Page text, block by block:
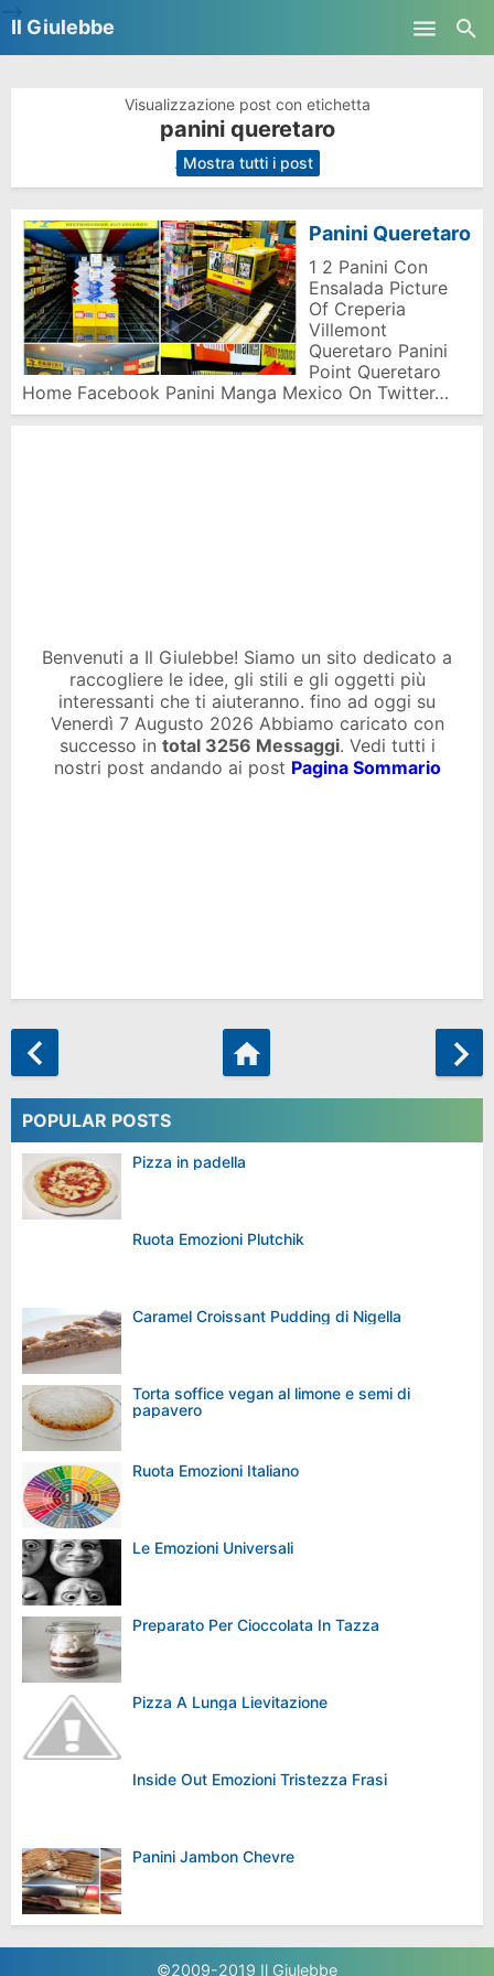
Il Giulebbe
Visualizzazione post con etichetta
panini queretaro
. Mostra tutti i post
Panini Queretaro
1 2 Panini Con
Ensalada Picture
Of Creperia
Villemont
Queretaro Panini
Point Queretaro
Home Facebook Panini Manga Mexico On Twitter…
Benvenuti a Il Giulebbe! Siamo un sito dedicato a
raccogliere le idee, gli stili e gli oggetti più
interessanti che ti aiuteranno. fino ad oggi su
Venerdì 7 Augusto 2026 Abbiamo caricato con
successo in total 3256 Messaggi. Vedi tutti i
nostri post andando ai post Pagina Sommario
POPULAR POSTS
Pizza in padella
Ruota Emozioni Plutchik
Caramel Croissant Pudding di Nigella
Torta soffice vegan al limone e semi di
papavero
Ruota Emozioni Italiano
Le Emozioni Universali
Preparato Per Cioccolata In Tazza
Pizza A Lunga Lievitazione
Inside Out Emozioni Tristezza Frasi
Panini Jambon Chevre
©2009-2019 Il Giulebbe